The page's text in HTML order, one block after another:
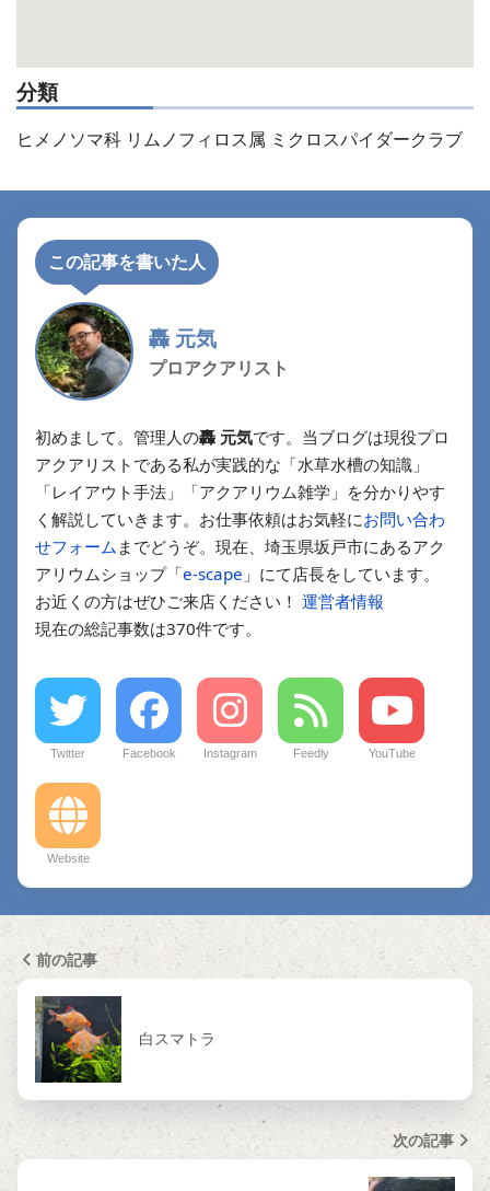
分類
ヒメノソマ科 リムノフィロス属 ミクロスパイダークラブ
この記事を書いた人
轟 元気
プロアクアリスト
初めまして。管理人の轟 元気です。当ブログは現役プロ
アクアリストである私が実践的な「水草水槽の知識」
「レイアウト手法」「アクアリウム雑学」を分かりやす
く解説していきます。お仕事依頼はお気軽にお問い合わ
せフォーム までどうぞ。現在、埼玉県坂戸市にあるアク
アリウムショップ「e-scape 」にて店長をしています。
お近くの方はぜひご来店ください！ 運営者情報
現在の総記事数は370件です。
Twitter Facebook Instagram Feedly YouTube
Website
前の記事
白スマトラ
次の記事